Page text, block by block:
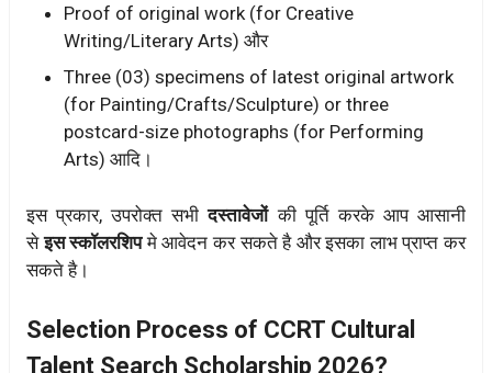
Proof of original work (for Creative
Writing/Literary Arts) और
Three (03) specimens of latest original artwork
(for Painting/Crafts/Sculpture) or three
postcard-size photographs (for Performing
Arts) आदि।
इस प्रकार, उपरोक्त सभीदस्तावेजोंकी पूर्ति करके आप आसानी
सेइस स्कॉलरशिपमे आवेदन कर सकते है और इसका लाभ प्राप्त कर
सकते है।
Selection Process of CCRT Cultural
Talent Search Scholarship 2026?